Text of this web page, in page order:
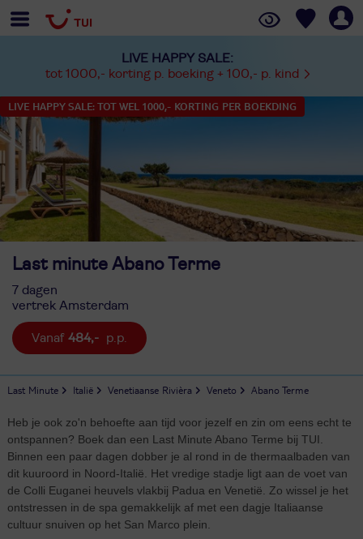
LIVE HAPPY SALE:
tot 1000,- korting p. boeking + 100,- p. kind
LIVE HAPPY SALE: TOT WEL 1000,- KORTING PER BOEKDING
Last minute Abano Terme
7 dagen
vertrek Amsterdam
484,-
Last Minute Italië Venetiaanse Rivièra Veneto Abano Terme
Heb je ook zo'n behoefte aan tijd voor jezelf en zin om eens echt te
ontspannen? Boek dan een Last Minute Abano Terme bij TUI.
Binnen een paar dagen dobber je al rond in de thermaalbaden van
dit kuuroord in Noord-Italië. Het vredige stadje ligt aan de voet van
de Colli Euganei heuvels vlakbij Padua en Venetië. Zo wissel je het
ontstressen in de spa gemakkelijk af met een dagje Italiaanse
cultuur snuiven op het San Marco plein.